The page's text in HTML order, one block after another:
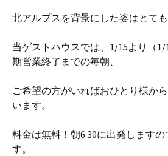
北アルプスを背景にした姿はとても
当ゲストハウスでは、1/15より（
期営業終了までの毎朝、
ご希望の方がいればおひとり様か
います。
料金は無料！朝6:30に出発します
す。